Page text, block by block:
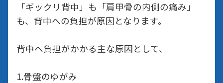
「ギックリ背中」も「肩甲骨の内側の痛み」
も、背中への負担が原因となります。
背中へ負担がかかる主な原因として、
1.骨盤のゆがみ